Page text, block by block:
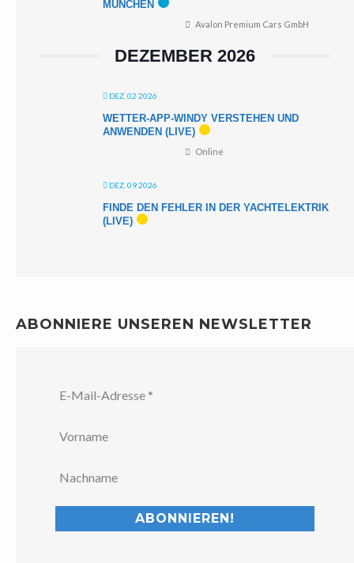
MÜNCHEN
Avalon Premium Cars GmbH
DEZEMBER 2026
DEZ. 02 2026
WETTER-APP-WINDY VERSTEHEN UND
ANWENDEN (LIVE)
Online
DEZ. 09 2026
FINDE DEN FEHLER IN DER YACHTELEKTRIK
(LIVE)
ABONNIERE UNSEREN NEWSLETTER